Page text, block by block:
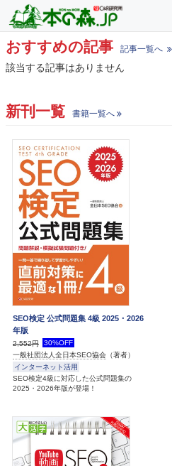
おすすめの記事 記事一覧へ
該当する記事はありません
新刊一覧 書籍一覧へ
SEO検定 公式問題集 4級 2025・2026
年版
2,552円
30%OFF
一般社団法人全日本SEO協会 （著者）
インターネット活用
SEO検定4級に対応した公式問題集の
2025・2026年版が登場！